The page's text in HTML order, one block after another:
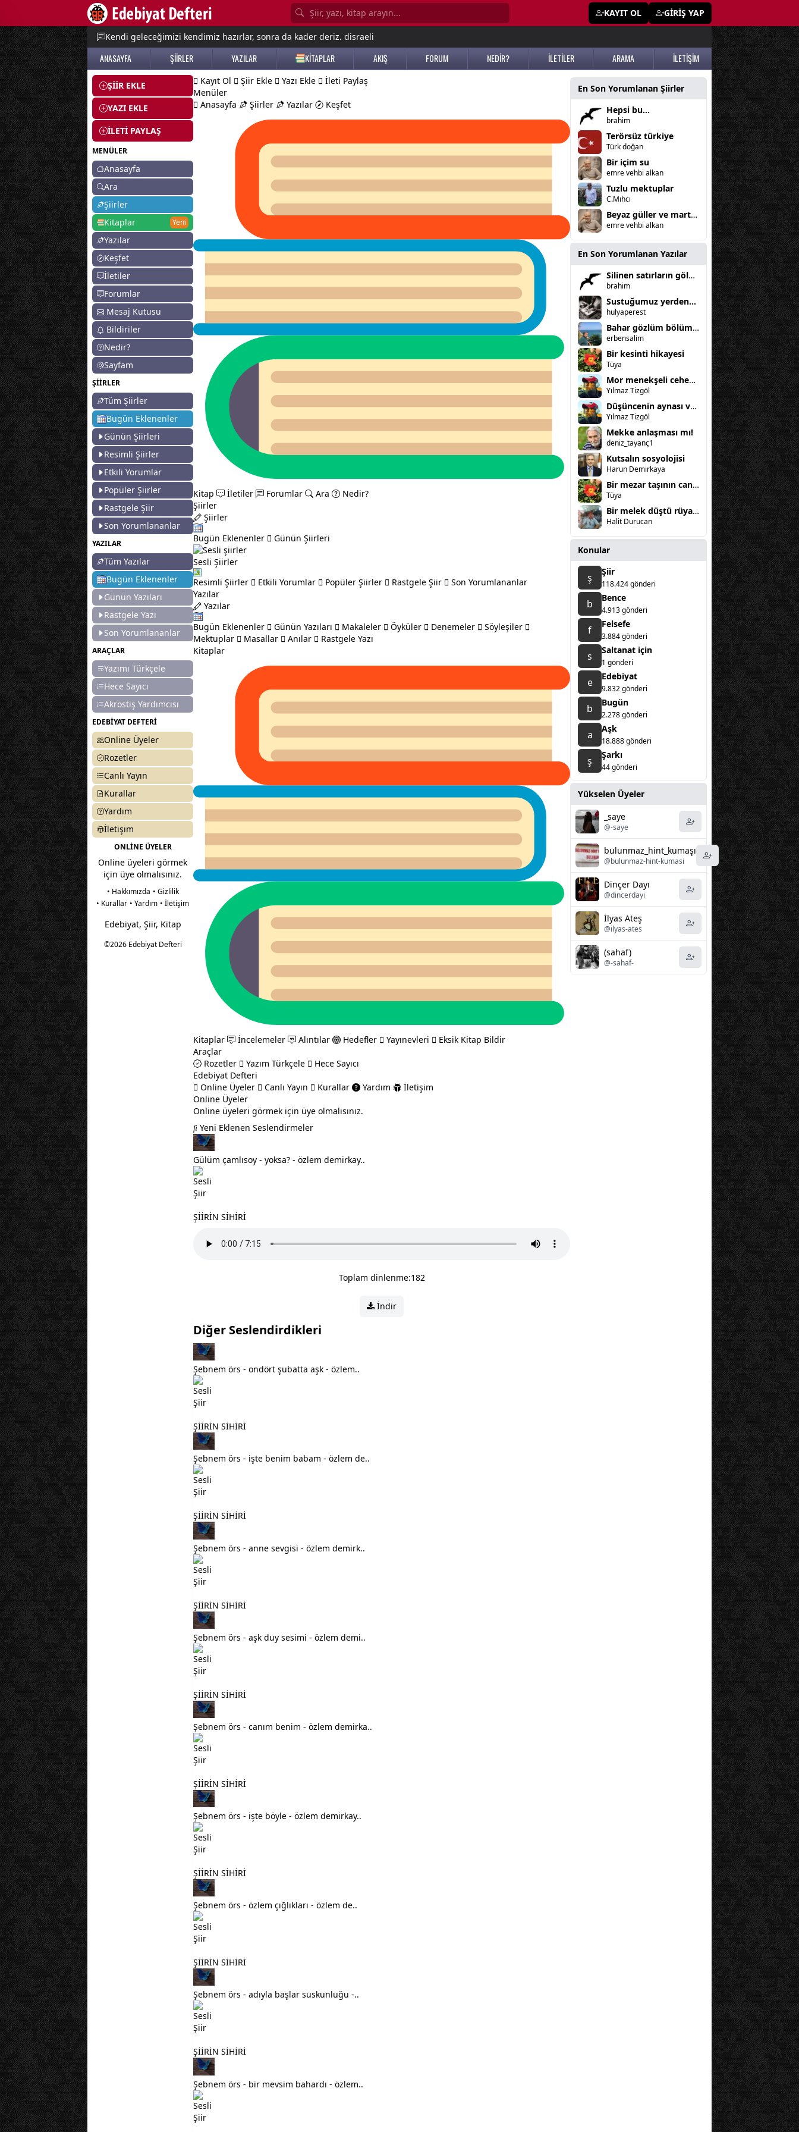
KAYIT OL GİRİŞ YAP
Kendi geleceğimizi kendimiz hazırlar, sonra da kader deriz. disraeli
ANASAYFA ŞİİRLER YAZILAR KİTAPLAR AKIŞ FORUM NEDİR? İLETİLER ARAMA İLETİŞİM
ŞİİR EKLE
YAZI EKLE
İLETİ PAYLAŞ
MENÜLER
Anasayfa
Ara
Şiirler
Kitaplar
Yeni
Yazılar
Keşfet
İletiler
Forumlar
Mesaj Kutusu
Bildiriler
Nedir?
Sayfam
ŞİİRLER
Tüm Şiirler
Bugün Eklenenler
Günün Şiirleri
Resimli Şiirler
Etkili Yorumlar
Popüler Şiirler
Rastgele Şiir
Son Yorumlananlar
YAZILAR
Tüm Yazılar
Bugün Eklenenler
Günün Yazıları
Rastgele Yazı
Son Yorumlananlar
ARAÇLAR
Yazımı Türkçele
Hece Sayıcı
Akrostiş Yardımcısı
EDEBİYAT DEFTERİ
Online Üyeler
Rozetler
Canlı Yayın
Kurallar
Yardım
İletişim
ONLİNE ÜYELER
Online üyeleri görmek
için üye olmalısınız.
• Hakkımızda • Gizlilik
• Kurallar • Yardım • İletişim
Edebiyat, Şiir, Kitap
©2026 Edebiyat Defteri
Kayıt Ol Şiir Ekle Yazı Ekle
İleti Paylaş
Menüler
Anasayfa
Şiirler Yazılar Keşfet
Kitap İletiler Forumlar Ara
Nedir?
Şiirler
Şiirler
Bugün Eklenenler
Günün Şiirleri
Sesli Şiirler
Resimli Şiirler
Etkili Yorumlar Popüler Şiirler Rastgele Şiir
Son Yorumlananlar
Yazılar
Yazılar
Bugün Eklenenler
Günün Yazıları Makaleler Öyküler Denemeler
Söyleşiler
Mektuplar
Masallar Anılar
Rastgele Yazı
Kitaplar
Kitaplar İncelemeler Alıntılar Hedefler Yayınevleri
Eksik Kitap Bildir
Araçlar
Rozetler
Yazım Türkçele
Hece Sayıcı
Edebiyat Defteri
Online Üyeler
Canlı Yayın Kurallar Yardım
İletişim
Online Üyeler
Online üyeleri görmek için üye olmalısınız.
Yeni Eklenen Seslendirmeler
Gülüm çamlısoy - yoksa? - özlem demirkay..
ŞİİRİN SİHİRİ
Toplam dinlenme:182
İndir
Diğer Seslendirdikleri
Şebnem örs - ondört şubatta aşk - özlem..
ŞİİRİN SİHİRİ
Şebnem örs - işte benim babam - özlem de..
ŞİİRİN SİHİRİ
Şebnem örs - anne sevgisi - özlem demirk..
ŞİİRİN SİHİRİ
Şebnem örs - aşk duy sesimi - özlem demi..
ŞİİRİN SİHİRİ
Şebnem örs - canım benim - özlem demirka..
ŞİİRİN SİHİRİ
Şebnem örs - işte böyle - özlem demirkay..
ŞİİRİN SİHİRİ
Şebnem örs - özlem çığlıkları - özlem de..
ŞİİRİN SİHİRİ
Şebnem örs - adıyla başlar suskunluğu -..
ŞİİRİN SİHİRİ
Şebnem örs - bir mevsim bahardı - özlem..
En Son Yorumlanan Şiirler
Hepsi bu...
brahim
Terörsüz türkiye
Türk doğan
Bir içim su
emre vehbi alkan
Tuzlu mektuplar
C.Mıhcı
Beyaz güller ve martençika
emre vehbi alkan
En Son Yorumlanan Yazılar
Silinen satırların gölgesinde
brahim
Sustuğumuz yerden...
hulyaperest
Bahar gözlüm bölüm 3
erbensalim
Bir kesinti hikayesi
Tüya
Mor menekşeli cehennem
Yılmaz Tizgöl
Düşüncenin aynası ve kadın
Yılmaz Tizgöl
Mekke anlaşması mı!
deniz_tayanç1
Kutsalın sosyolojisi
Harun Demirkaya
Bir mezar taşının can sıkıntısı
Tüya
Bir melek düştü rüyama
Halit Durucan
Konular
ş Şiir
118.424 gönderi
b Bence
4.913 gönderi
f Felsefe
3.884 gönderi
s Saltanat için
1 gönderi
e Edebiyat
9.832 gönderi
b Bugün
2.278 gönderi
a Aşk
18.888 gönderi
ş Şarkı
44 gönderi
Yükselen Üyeler
_saye
@-saye
bulunmaz_hint_kumaşı
@bulunmaz-hint-kumasi
Dinçer Dayı
@dincerdayi
İlyas Ateş
@ilyas-ates
(sahaf)
@-sahaf-
menu